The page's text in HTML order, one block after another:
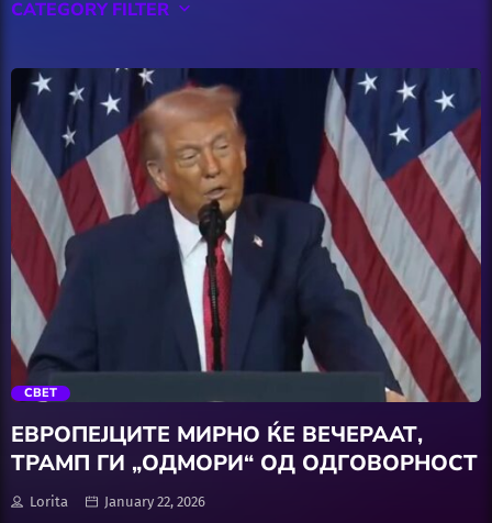
CATEGORY FILTER keyboard_arrow_down
Hobby
Software
Wellness
АвтоКлуб
Балкан
Бизнис
СВЕТ
ЕВРОПЕЈЦИТЕ МИРНО ЌЕ ВЕЧЕРААТ,
ТРАМП ГИ „ОДМОРИ“ ОД ОДГОВОРНОСТ
Lorita January 22, 2026